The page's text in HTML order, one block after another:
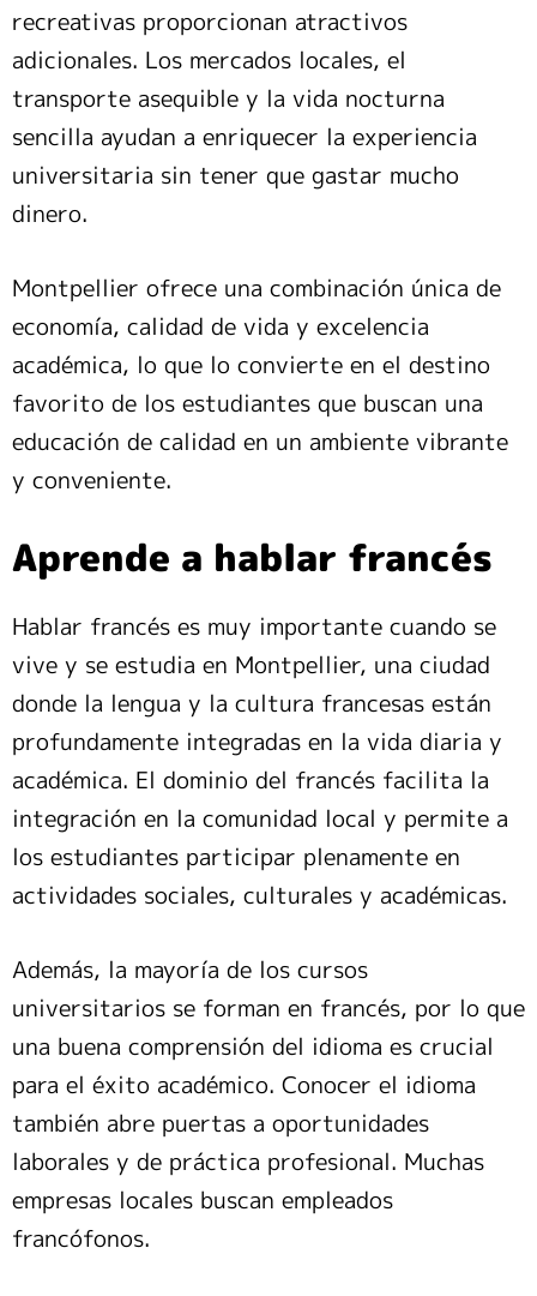
recreativas proporcionan atractivos
adicionales. Los mercados locales, el
transporte asequible y la vida nocturna
sencilla ayudan a enriquecer la experiencia
universitaria sin tener que gastar mucho
dinero.
Montpellier ofrece una combinación única de
economía, calidad de vida y excelencia
académica, lo que lo convierte en el destino
favorito de los estudiantes que buscan una
educación de calidad en un ambiente vibrante
y conveniente.
Aprende a hablar francés
Hablar francés es muy importante cuando se
vive y se estudia en Montpellier, una ciudad
donde la lengua y la cultura francesas están
profundamente integradas en la vida diaria y
académica. El dominio del francés facilita la
integración en la comunidad local y permite a
los estudiantes participar plenamente en
actividades sociales, culturales y académicas.
Además, la mayoría de los cursos
universitarios se forman en francés, por lo que
una buena comprensión del idioma es crucial
para el éxito académico. Conocer el idioma
también abre puertas a oportunidades
laborales y de práctica profesional. Muchas
empresas locales buscan empleados
francófonos.